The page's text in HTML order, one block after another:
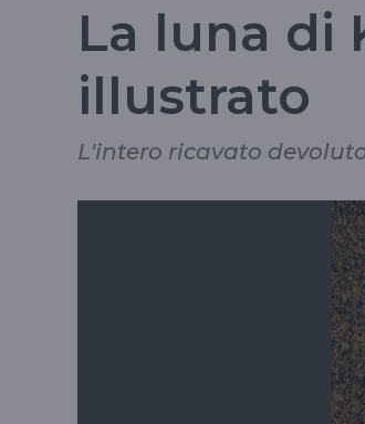
La luna di
illustrato
L'intero ricavato